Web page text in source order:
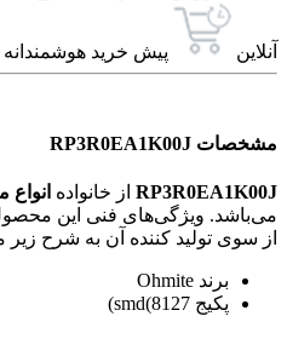
آنلاین پیش خرید هوشمندانه
مشخصات RP3R0EA1K00J
RP3R0EA1K00J از خانواده
می‌باشد. ویژگی‌های فنی این
از سوی تولید کننده آن به شرح زیر
برند Ohmite
پکیج smd(8127)